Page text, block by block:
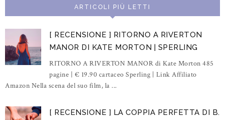
ARTICOLI PIÙ LETTI
[ RECENSIONE ] RITORNO A RIVERTON
MANOR DI KATE MORTON | SPERLING
RITORNO A RIVERTON MANOR di Kate Morton 485
pagine | € 19.90 cartaceo Sperling | Link Affiliato
Amazon Nella scena del suo film, la ...
[ RECENSIONE ] LA COPPIA PERFETTA DI B.